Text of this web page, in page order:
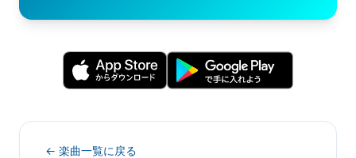
← 楽曲一覧に戻る